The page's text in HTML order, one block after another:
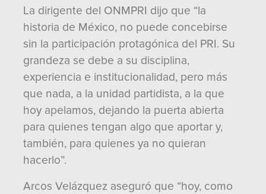
La dirigente del ONMPRI dijo que “la
historia de México, no puede concebirse
sin la participación protagónica del PRI. Su
grandeza se debe a su disciplina,
experiencia e institucionalidad, pero más
que nada, a la unidad partidista, a la que
hoy apelamos, dejando la puerta abierta
para quienes tengan algo que aportar y,
también, para quienes ya no quieran
hacerlo”.
Arcos Velázquez aseguró que “hoy, como